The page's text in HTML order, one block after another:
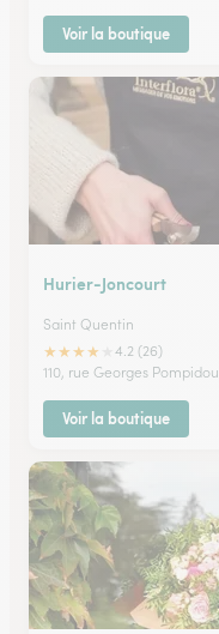
Voir la boutique
Hurier-Joncourt
Saint Quentin
★★★★
4.2 (26)
110, rue Georges Pompidou
Voir la boutique